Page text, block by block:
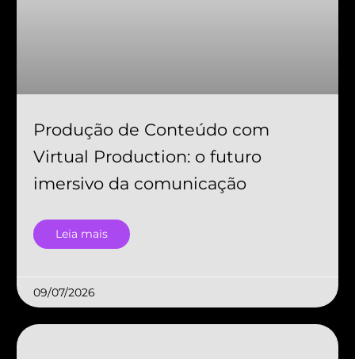
Produção de Conteúdo com
Virtual Production: o futuro
imersivo da comunicação
Leia mais
09/07/2026